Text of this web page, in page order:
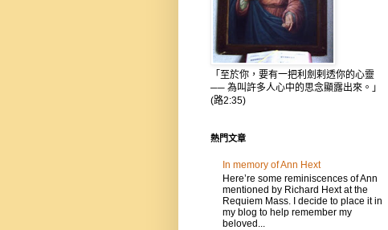
「至於你，要有一把利劍剌透你的心靈
── 為叫許多人心中的思念顯露出來。」
(路2:35)
熱門文章
In memory of Ann Hext
Here’re some reminiscences of Ann
mentioned by Richard Hext at the
Requiem Mass. I decide to place it in
my blog to help remember my
beloved...